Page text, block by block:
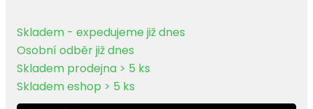
Skladem - expedujeme již dnes
Osobní odběr již dnes
Skladem prodejna > 5 ks
Skladem eshop > 5 ks